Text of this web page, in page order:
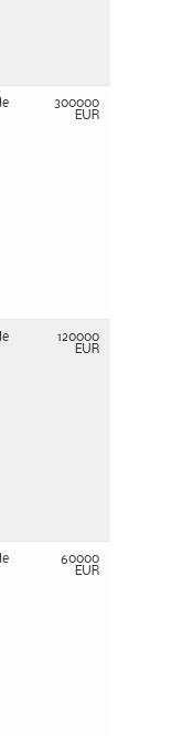
300000
EUR
120000
EUR
60000
EUR